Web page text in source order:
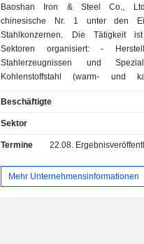
Baoshan Iron & Steel Co.,
chinesische Nr. 1 unter den
Stahlkonzernen. Die Tätigkeit
Sektoren organisiert: - Herstellung von
Stahlerzeugnissen und
Kohlenstoffstahl (warm- und
Betonstahl, Handelsstahl,
Sägedraht, Spundwände,
(rostfreie Flach- und
Spezialprodukte (Rohre und
Flacherzeugnisse aus
Beschäftigte
Sektor
Termine 22.08.
Mehr Unternehmensinformationen